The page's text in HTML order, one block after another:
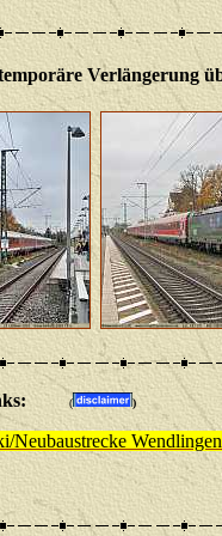
Verlängerung
( )
Neubaustrecke